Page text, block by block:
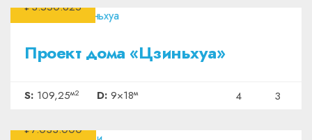
₽3.550.625
Проект дома «Цзиньхуа»
S: 109,25м2 D: 9×18м 4 3
₽7.033.000